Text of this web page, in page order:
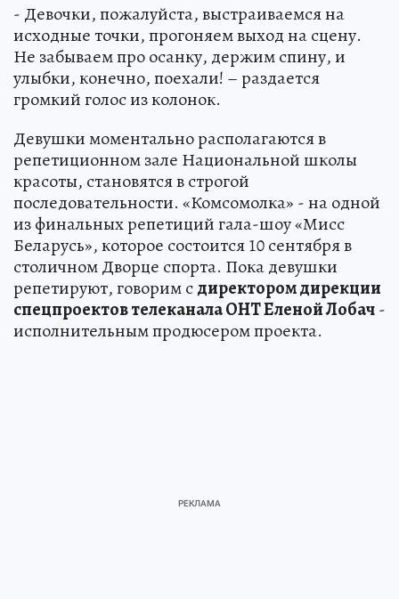
- Девочки, пожалуйста, выстраиваемся на
исходные точки, прогоняем выход на сцену.
Не забываем про осанку, держим спину, и
улыбки, конечно, поехали! – раздается
громкий голос из колонок.
Девушки моментально располагаются в
репетиционном зале Национальной школы
красоты, становятся в строгой
последовательности. «Комсомолка» - на одной
из финальных репетиций гала-шоу «Мисс
Беларусь», которое состоится 10 сентября в
столичном Дворце спорта. Пока девушки
репетируют, говорим сдиректором дирекции
спецпроектов телеканала ОНТ Еленой Лобач-
исполнительным продюсером проекта.